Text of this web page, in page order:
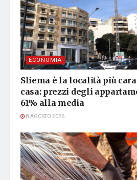
ECONOMIA
Sliema è la località più
casa: prezzi degli
61% alla media
8 AGOSTO 2026